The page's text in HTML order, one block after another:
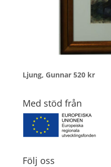
Ljung, Gunnar 520 kr
Med stöd från
Följ oss